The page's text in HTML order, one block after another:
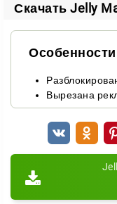
Скачать Jelly
Вырезана